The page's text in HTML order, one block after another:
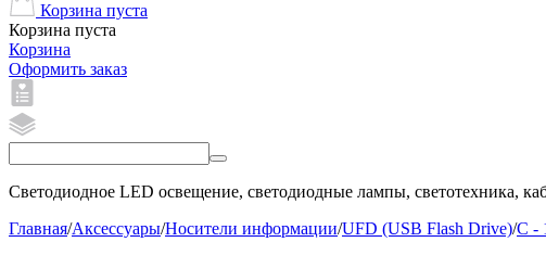
Корзина пуста
Корзина пуста
Корзина
Оформить заказ
Светодиодное LED освещение, светодиодные лампы, светотехника,
Главная/Аксессуары/Носители информации/UFD (USB Flash Drive)/C -